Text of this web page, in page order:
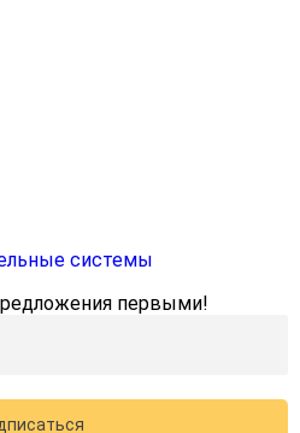
системы
первыми!